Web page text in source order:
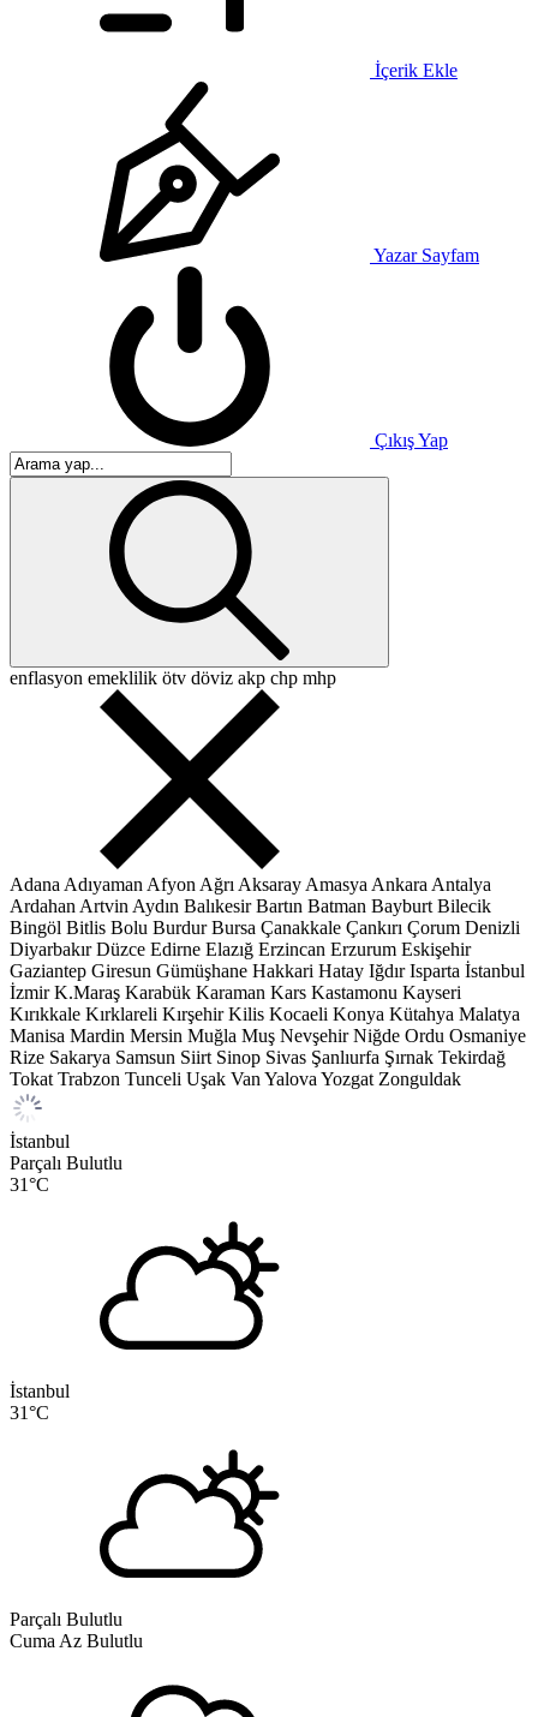
İçerik Ekle
Yazar Sayfam
Çıkış Yap
enflasyon emeklilik ötv döviz akp chp mhp
Adana Adıyaman Afyon Ağrı Aksaray Amasya Ankara Antalya
Ardahan Artvin Aydın Balıkesir Bartın Batman Bayburt Bilecik
Bingöl Bitlis Bolu Burdur Bursa Çanakkale Çankırı Çorum Denizli
Diyarbakır Düzce Edirne Elazığ Erzincan Erzurum Eskişehir
Gaziantep Giresun Gümüşhane Hakkari Hatay Iğdır Isparta İstanbul
İzmir K.Maraş Karabük Karaman Kars Kastamonu Kayseri
Kırıkkale Kırklareli Kırşehir Kilis Kocaeli Konya Kütahya Malatya
Manisa Mardin Mersin Muğla Muş Nevşehir Niğde Ordu Osmaniye
Rize Sakarya Samsun Siirt Sinop Sivas Şanlıurfa Şırnak Tekirdağ
Tokat Trabzon Tunceli Uşak Van Yalova Yozgat Zonguldak
İstanbul
Parçalı Bulutlu
31°C
İstanbul
31°C
Parçalı Bulutlu
Cuma Az Bulutlu